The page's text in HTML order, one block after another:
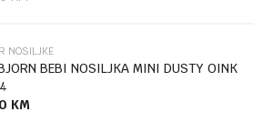
koliko je 2 + 3 :
NOSILJKE
BEBI NOSILJKA MINI DUSTY OINK
KM